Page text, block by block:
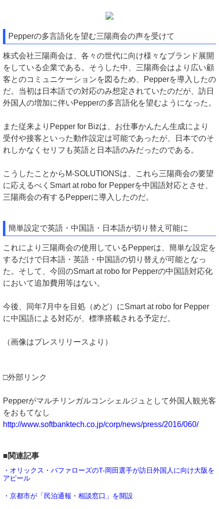
Pepperの多言語化を望む三陽商会の声を受けて
株式会社三陽商会は、各々の世代に向け様々なブランド展開
をしている企業である。そうした中、三陽商会はより広い顧
客とのコミュニケーションを図るため、Pepperを導入したの
だ。当初は日本語での対応のみ想定されていたのだが、訪日
外国人の増加に伴いPepperの多言語化を望むようになった。
また従来よりPepper for Bizは、お仕事かんたん生成により
受付や接客といった動作設定は可能であったが、日本でのそ
れしかなくセリフも英語と日本語のみだったのである。
こうしたことからM-SOLUTIONSは、これら三陽商会の要望
に応えるべくSmart at robo for Pepperを中国語対応とさせ、
三陽商会の有するPepperに導入したのだ。
簡単設定で英語・中国語・日本語が切り替え可能に
これにより三陽商会の使用しているPepperは、簡単な設定を
するだけで日本語・英語・中国語の切り替えが可能となっ
た。そして、今回のSmart at robo for Pepperの中国語対応化
において追加費用等はない。
今後、同年7月中を目処（めど）にSmart at robo for Pepper
に中国語による対応が、標準搭載される予定だ。
（画像はプレスリリースより）
□外部リンク
Pepperがマルチリンガルコンシェルジュとして外国人観光客
をおもてなし
http://www.softbanktech.co.jp/corp/news/press/2016/060/
■関連記事
・オリックス・バファローズのT-岡田選手が訪日外国人に向け大阪を
アピール
・京都市が「民泊通報・相談窓口」を開設